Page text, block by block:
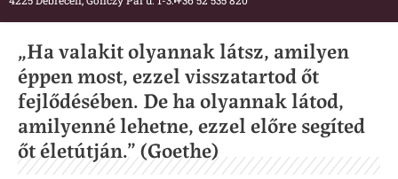
„Ha valakit olyannak látsz, amilyen
éppen most, ezzel visszatartod őt
fejlődésében. De ha olyannak látod,
amilyenné lehetne, ezzel előre segíted
őt életútján.” (Goethe)